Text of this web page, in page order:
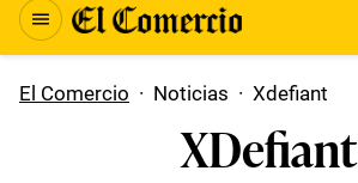
El Comercio · Noticias · Xdefiant
XDefiant